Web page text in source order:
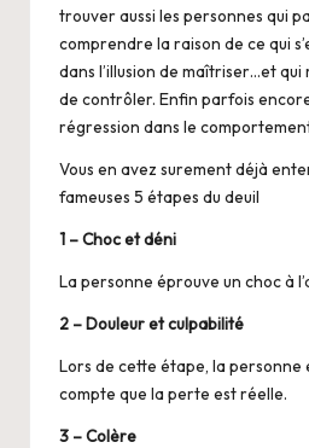
trouver aussi les personnes qui
comprendre la raison de ce qui
dans l’illusion de maîtriser…et qui
de contrôler. Enfin parfois
régression dans le
Vous en avez surement déjà
fameuses 5 étapes du deuil
1 – Choc et déni
La personne éprouve un choc à
2 – Douleur et culpabilité
Lors de cette étape, la personne
compte que la perte est réelle.
3 – Colère